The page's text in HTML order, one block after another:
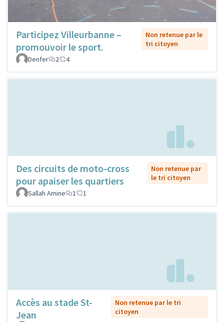
Participez Villeurbanne –
promouvoir le sport.
Non retenue par le
tri citoyen
Denfer
2 4
Des circuits de moto-cross
pour apaiser les quartiers
Non retenue par
le tri citoyen
Sallah Amine
1 1
Accès au stade St-
Jean
Non retenue par le tri
citoyen